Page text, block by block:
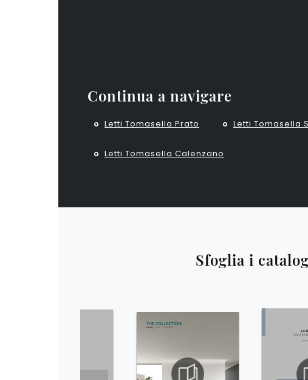
Continua a navigare
Letti Tomasella Prato Letti Tomasella
Letti Tomasella Calenzano
Sfoglia i